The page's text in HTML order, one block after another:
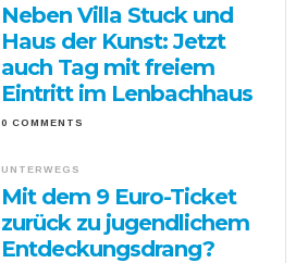
Neben Villa Stuck und
Haus der Kunst: Jetzt
auch Tag mit freiem
Eintritt im Lenbachhaus
0 COMMENTS
UNTERWEGS
Mit dem 9 Euro-Ticket
zurück zu jugendlichem
Entdeckungsdrang?